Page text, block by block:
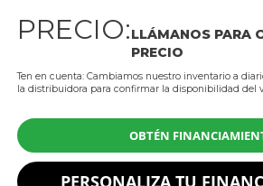
PRECIO:LLÁMANOS PARA
PRECIO
Ten en cuenta: Cambiamos nuestro inventario a
la distribuidora para confirmar la disponibilidad del
OBTÉN